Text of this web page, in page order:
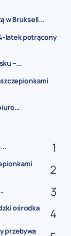
w Brukseli...
latek potrącony
–...
ośrodka
przebywa